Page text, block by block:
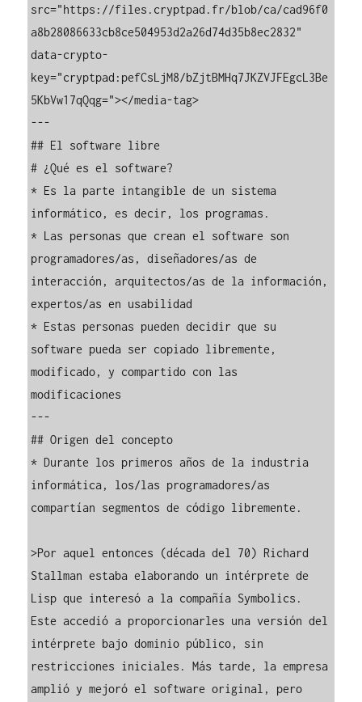
src="https://files.cryptpad.fr/blob/ca/cad96f0
a8b28086633cb8ce504953d2a26d74d35b8ec2832"
data-crypto-
key="cryptpad:pefCsLjM8/bZjtBMHq7JKZVJFEgcL3Be
5KbVw17qQqg="></media-tag>
---
## El software libre
# ¿Qué es el software?
* Es la parte intangible de un sistema
informático, es decir, los programas.
* Las personas que crean el software son
programadores/as, diseñadores/as de
interacción, arquitectos/as de la información,
expertos/as en usabilidad
* Estas personas pueden decidir que su
software pueda ser copiado libremente,
modificado, y compartido con las
modificaciones
---
## Origen del concepto
* Durante los primeros años de la industria
informática, los/las programadores/as
compartían segmentos de código libremente.
>Por aquel entonces (década del 70) Richard
Stallman estaba elaborando un intérprete de
Lisp que interesó a la compañía Symbolics.
Este accedió a proporcionarles una versión del
intérprete bajo dominio público, sin
restricciones iniciales. Más tarde, la empresa
amplió y mejoró el software original, pero